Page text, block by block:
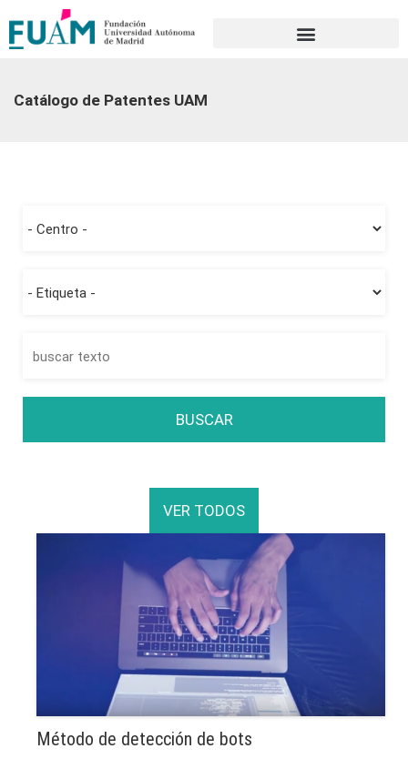
Catálogo de Patentes UAM
BUSCAR
VER TODOS
Método de detección de bots